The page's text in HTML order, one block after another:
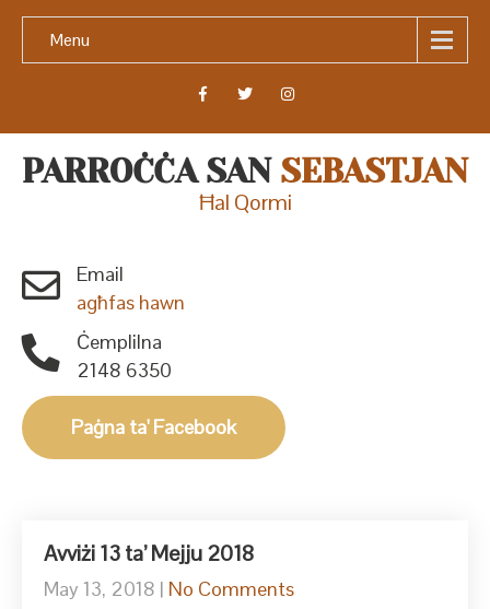
Menu
PARROĊĊA SAN SEBASTJAN
Ħal Qormi
Email
agħfas hawn
Ċemplilna
2148 6350
Paġna ta' Facebook
Avviżi 13 ta’ Mejju 2018
May 13, 2018 | No Comments